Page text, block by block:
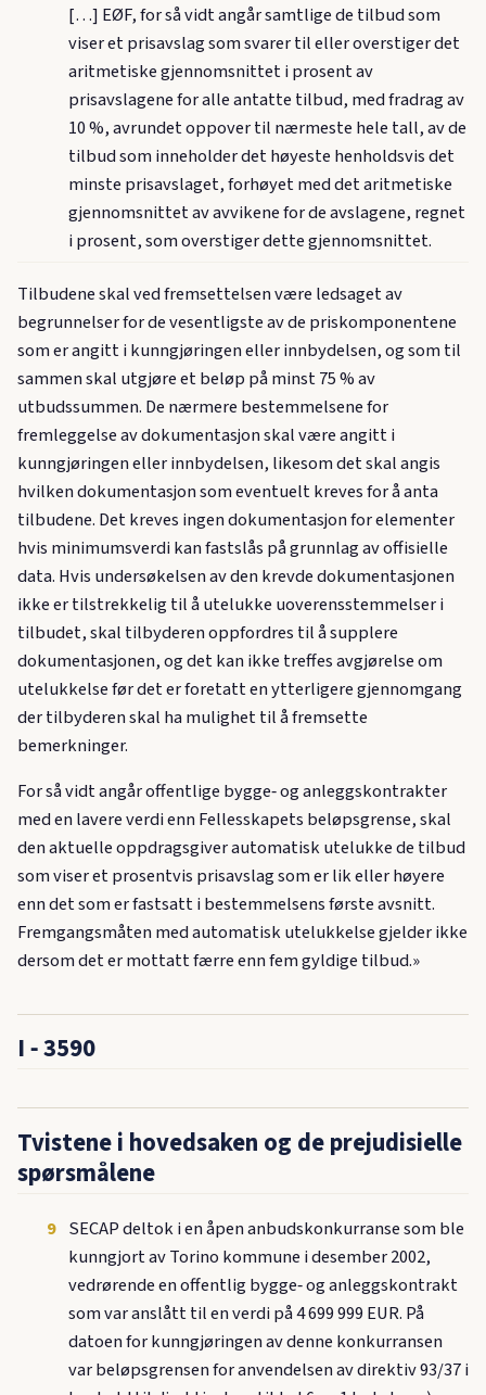
[…] EØF, for så vidt angår samtlige de tilbud som
viser et prisavslag som svarer til eller overstiger det
aritmetiske gjennomsnittet i prosent av
prisavslagene for alle antatte tilbud, med fradrag av
10 %, avrundet oppover til nærmeste hele tall, av de
tilbud som inneholder det høyeste henholdsvis det
minste prisavslaget, forhøyet med det aritmetiske
gjennomsnittet av avvikene for de avslagene, regnet
i prosent, som overstiger dette gjennomsnittet.
Tilbudene skal ved fremsettelsen være ledsaget av
begrunnelser for de vesentligste av de priskomponentene
som er angitt i kunngjøringen eller innbydelsen, og som til
sammen skal utgjøre et beløp på minst 75 % av
utbudssummen. De nærmere bestemmelsene for
fremleggelse av dokumentasjon skal være angitt i
kunngjøringen eller innbydelsen, likesom det skal angis
hvilken dokumentasjon som eventuelt kreves for å anta
tilbudene. Det kreves ingen dokumentasjon for elementer
hvis minimumsverdi kan fastslås på grunnlag av offisielle
data. Hvis undersøkelsen av den krevde dokumentasjonen
ikke er tilstrekkelig til å utelukke uoverensstemmelser i
tilbudet, skal tilbyderen oppfordres til å supplere
dokumentasjonen, og det kan ikke treffes avgjørelse om
utelukkelse før det er foretatt en ytterligere gjennomgang
der tilbyderen skal ha mulighet til å fremsette
bemerkninger.
For så vidt angår offentlige bygge‑ og anleggskontrakter
med en lavere verdi enn Fellesskapets beløpsgrense, skal
den aktuelle oppdragsgiver automatisk utelukke de tilbud
som viser et prosentvis prisavslag som er lik eller høyere
enn det som er fastsatt i bestemmelsens første avsnitt.
Fremgangsmåten med automatisk utelukkelse gjelder ikke
dersom det er mottatt færre enn fem gyldige tilbud.»
I ‑ 3590
Tvistene i hovedsaken og de prejudisielle
spørsmålene
9 SECAP deltok i en åpen anbudskonkurranse som ble
kunngjort av Torino kommune i desember 2002,
vedrørende en offentlig bygge‑ og anleggskontrakt
som var anslått til en verdi på 4 699 999 EUR. På
datoen for kunngjøringen av denne konkurransen
var beløpsgrensen for anvendelsen av direktiv 93/37 i